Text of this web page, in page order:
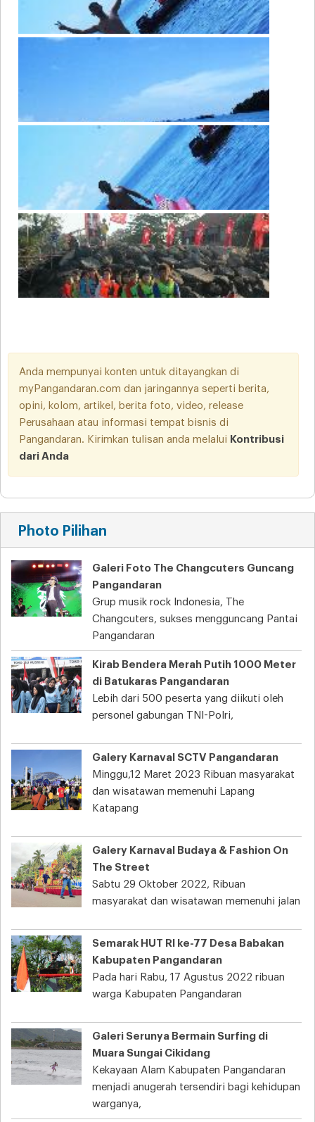
Anda mempunyai konten untuk ditayangkan di
myPangandaran.com dan jaringannya seperti berita,
opini, kolom, artikel, berita foto, video, release
Perusahaan atau informasi tempat bisnis di
Pangandaran. Kirimkan tulisan anda melalui Kontribusi
dari Anda
Photo Pilihan
Galeri Foto The Changcuters Guncang
Pangandaran
Grup musik rock Indonesia, The
Changcuters, sukses mengguncang Pantai
Pangandaran
Kirab Bendera Merah Putih 1000 Meter
di Batukaras Pangandaran
Lebih dari 500 peserta yang diikuti oleh
personel gabungan TNI-Polri,
Galery Karnaval SCTV Pangandaran
Minggu,12 Maret 2023 Ribuan masyarakat
dan wisatawan memenuhi Lapang
Katapang
Galery Karnaval Budaya & Fashion On
The Street
Sabtu 29 Oktober 2022, Ribuan
masyarakat dan wisatawan memenuhi jalan
Semarak HUT RI ke-77 Desa Babakan
Kabupaten Pangandaran
Pada hari Rabu, 17 Agustus 2022 ribuan
warga Kabupaten Pangandaran
Galeri Serunya Bermain Surfing di
Muara Sungai Cikidang
Kekayaan Alam Kabupaten Pangandaran
menjadi anugerah tersendiri bagi kehidupan
warganya,